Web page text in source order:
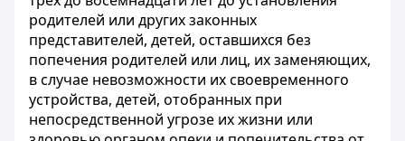
родителей или других законных
представителей, детей, оставшихся без
попечения родителей или лиц, их заменяющих,
в случае невозможности их своевременного
устройства, детей, отобранных при
непосредственной угрозе их жизни или